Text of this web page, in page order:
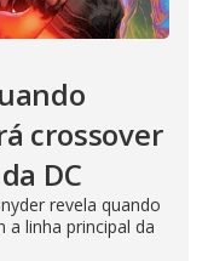
crossover
DC
revela quando
linha principal da